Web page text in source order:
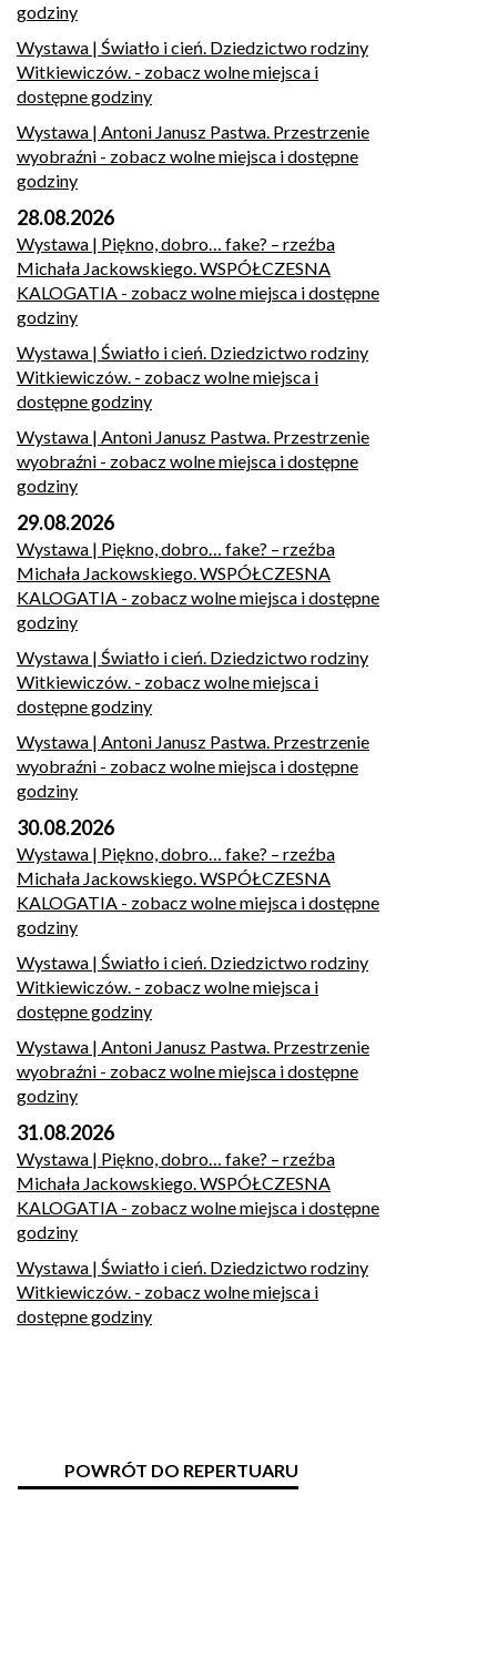
godziny
Wystawa | Światło i cień. Dziedzictwo rodziny
Witkiewiczów. - zobacz wolne miejsca i
dostępne godziny
Wystawa | Antoni Janusz Pastwa. Przestrzenie
wyobraźni - zobacz wolne miejsca i dostępne
godziny
28.08.2026
Wystawa | Piękno, dobro… fake? – rzeźba
Michała Jackowskiego. WSPÓŁCZESNA
KALOGATIA - zobacz wolne miejsca i dostępne
godziny
Wystawa | Światło i cień. Dziedzictwo rodziny
Witkiewiczów. - zobacz wolne miejsca i
dostępne godziny
Wystawa | Antoni Janusz Pastwa. Przestrzenie
wyobraźni - zobacz wolne miejsca i dostępne
godziny
29.08.2026
Wystawa | Piękno, dobro… fake? – rzeźba
Michała Jackowskiego. WSPÓŁCZESNA
KALOGATIA - zobacz wolne miejsca i dostępne
godziny
Wystawa | Światło i cień. Dziedzictwo rodziny
Witkiewiczów. - zobacz wolne miejsca i
dostępne godziny
Wystawa | Antoni Janusz Pastwa. Przestrzenie
wyobraźni - zobacz wolne miejsca i dostępne
godziny
30.08.2026
Wystawa | Piękno, dobro… fake? – rzeźba
Michała Jackowskiego. WSPÓŁCZESNA
KALOGATIA - zobacz wolne miejsca i dostępne
godziny
Wystawa | Światło i cień. Dziedzictwo rodziny
Witkiewiczów. - zobacz wolne miejsca i
dostępne godziny
Wystawa | Antoni Janusz Pastwa. Przestrzenie
wyobraźni - zobacz wolne miejsca i dostępne
godziny
31.08.2026
Wystawa | Piękno, dobro… fake? – rzeźba
Michała Jackowskiego. WSPÓŁCZESNA
KALOGATIA - zobacz wolne miejsca i dostępne
godziny
Wystawa | Światło i cień. Dziedzictwo rodziny
Witkiewiczów. - zobacz wolne miejsca i
dostępne godziny
POWRÓT DO REPERTUARU